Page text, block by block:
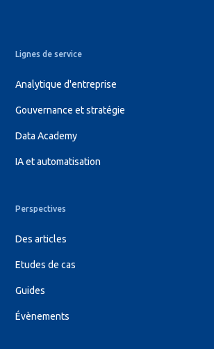
Lignes de service
Analytique d'entreprise
Gouvernance et stratégie
Data Academy
IA et automatisation
Perspectives
Des articles
Etudes de cas
Guides
Évènements